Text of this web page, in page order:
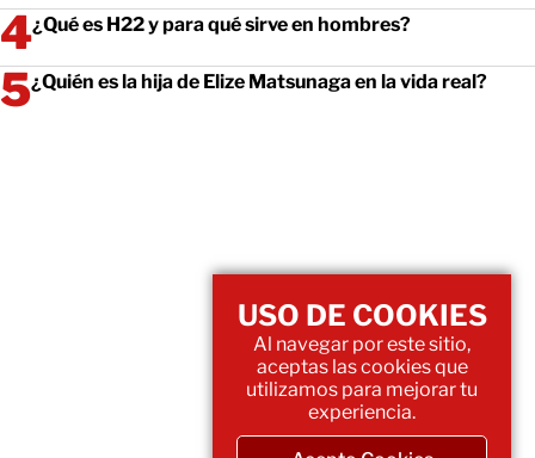
¿Qué es H22 y para qué sirve en hombres?
¿Quién es la hija de Elize Matsunaga en la vida real?
USO DE COOKIES
Al navegar por este sitio,
aceptas las cookies que
utilizamos para mejorar tu
experiencia.